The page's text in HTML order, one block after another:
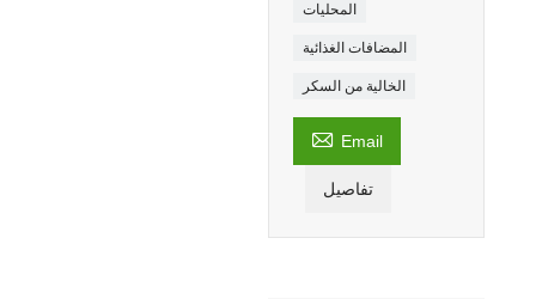
المحليات
المضافات الغذائية
الخالية من السكر
 Email
تفاصيل